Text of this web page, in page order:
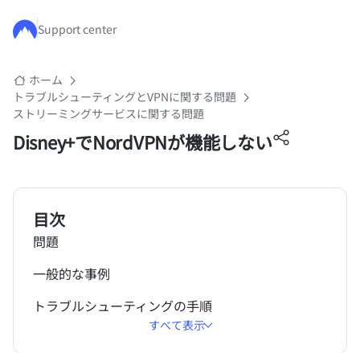
メインコンテンツにスキップ
Support center
ホーム
トラブルシューティングとVPNに関する問題
ストリーミングサービスに関する問題
Disney+でNordVPNが機能しない
目次
問題
一般的な事例
トラブルシューティングの手順
すべて表示